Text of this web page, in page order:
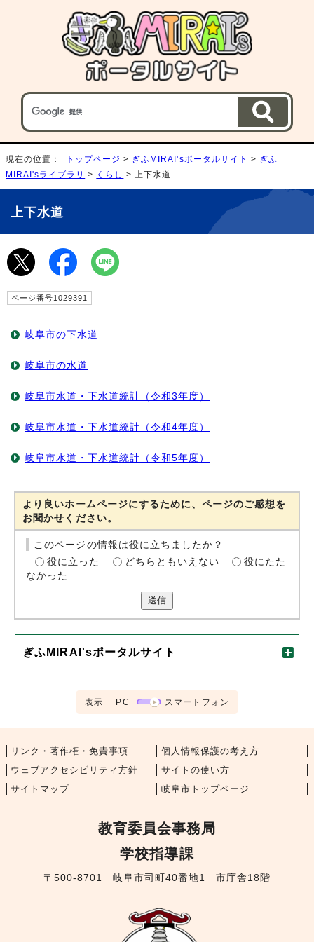
現在の位置： トップページ > ぎふMIRAI'sポータルサイト > ぎふ
MIRAI'sライブラリ > くらし > 上下水道
上下水道
ページ番号1029391
岐阜市の下水道
岐阜市の水道
岐阜市水道・下水道統計（令和3年度）
岐阜市水道・下水道統計（令和4年度）
岐阜市水道・下水道統計（令和5年度）
より良いホームページにするために、ページのご感想を
お聞かせください。
このページの情報は役に立ちましたか？
役に立った
どちらともいえない
役にたた
なかった
送信
ぎふMIRAI'sポータルサイト
表示 PC スマートフォン
リンク・著作権・免責事項
個人情報保護の考え方
ウェブアクセシビリティ方針
サイトの使い方
サイトマップ
岐阜市トップページ
教育委員会事務局
学校指導課
〒500-8701 岐阜市司町40番地1 市庁舎18階